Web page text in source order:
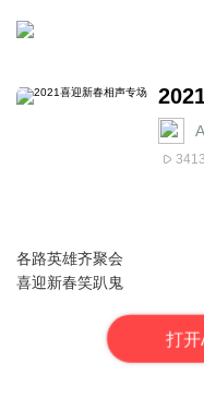
3413
各路英雄齐聚会
喜迎新春笑趴鬼
打开